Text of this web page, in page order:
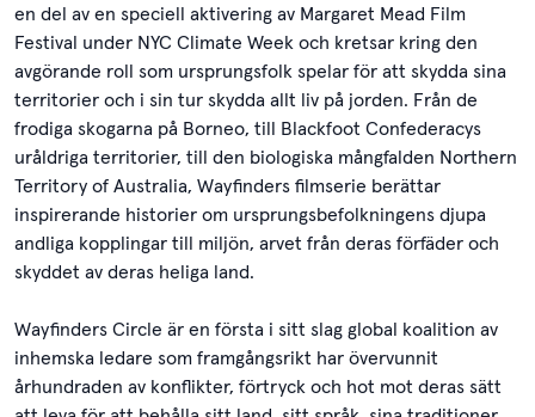
en del av en speciell aktivering av Margaret Mead Film
Festival under NYC Climate Week och kretsar kring den
avgörande roll som ursprungsfolk spelar för att skydda sina
territorier och i sin tur skydda allt liv på jorden. Från de
frodiga skogarna på Borneo, till Blackfoot Confederacys
uråldriga territorier, till den biologiska mångfalden Northern
Territory of Australia, Wayfinders filmserie berättar
inspirerande historier om ursprungsbefolkningens djupa
andliga kopplingar till miljön, arvet från deras förfäder och
skyddet av deras heliga land.
Wayfinders Circle är en första i sitt slag global koalition av
inhemska ledare som framgångsrikt har övervunnit
århundraden av konflikter, förtryck och hot mot deras sätt